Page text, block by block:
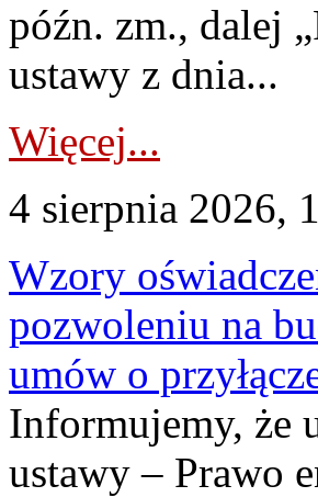
późn. zm., dalej
ustawy z dnia...
Więcej...
4 sierpnia 2026,
Wzory
pozwoleniu na
umów o
Informujemy, że
ustawy – Prawo